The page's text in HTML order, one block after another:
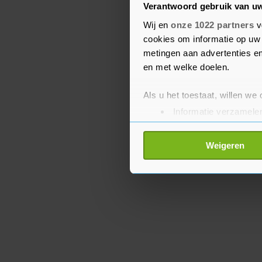
Verantwoord gebruik van
Wij en onze 1022 partners
cookies om informatie op
metingen aan advertenties
en met welke doelen.
Als u het toestaat, willen we
Informatie
Uw apparaat
Lees meer over hoe uw
toestemming op elk moment
Weigeren
De officiële cijfers over
patiënten geven geen
coronagevallen
niet overal op dezelfde